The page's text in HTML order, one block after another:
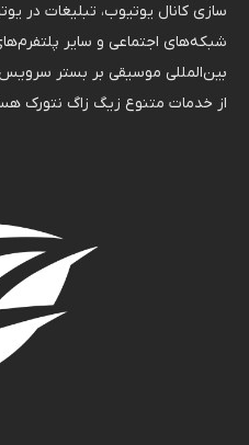
سازی کانال یوتیوب، تبلیغات در
شبکه‌های اجتماعی و سایر
بین‌المللی موسیقی بر بستر
از خدمات متنوع زیگ زاگ نتورک